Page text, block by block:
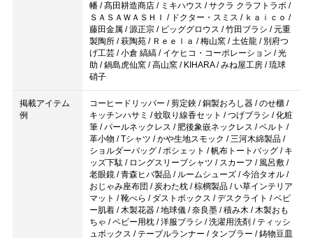
幡 / 髙田耕造商店 / ミキハウス / サクラ クラフトラボ /
ＳＡＳＡＷＡＳＨＩ / ドクター・スミス / ｋａｉｃｏ /
藤田金属 / 源正宗 / ビッググロウス / 竹田ブラシ / 元重
製陶所 / 萩陶苑 / Ｒｅｅｌａ / 梅山窯 / 土佐龍 / 別府つ
げ工芸 / 小倉 縞縞 / イケヒコ・コーポレーション / 光
助 / 鍋島虎仙窯 / 高山窯 / KIHARA / みね屋工房 / 琉球
硝子
掲載アイテム
例
コーヒードリッパー / 剪定鋏 / 銅製おろし器 / のせ櫃 /
キッチンハサミ / 蚊取り線香セット / つげブラシ / 化粧
筆 / パールネックレス / 肥後象嵌ネックレス / ベルト /
革小物 / Tシャツ / かや生地スモック / 三河木綿製品 /
ショルダーバッグ / ポシェット / 帆布トートバッグ / キ
ッズ下駄 / ロングスリーブシャツ / スカーフ / 風呂敷 /
老眼鏡 / 青森ヒバ製品 / ルームシューズ / 今治タオル /
おじゃみ座布団 / 炭わた枕 / 棕櫚製品 / い草インテリア
マット / 靴べら / ダストボックス / デスクライト / ベビ
ー肌着 / 木製花器 / 地球儀 / 奈良墨 / 積み木 / 木製おも
ちゃ / ベビー用枕 / 洋服ブラシ / 洗濯用洗剤 / ティッシ
ュボックス / テーブルランナー / タンブラー / 鋳物豆皿